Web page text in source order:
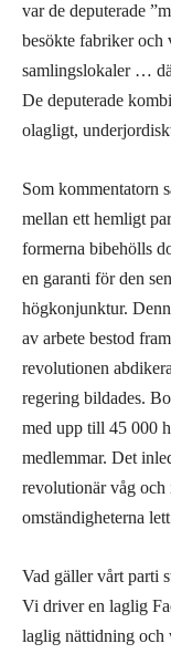
var de deputerade
besökte fabriker och
samlingslokaler …
De deputerade
olagligt,
Som kommentatorn
mellan ett hemligt
formerna bibehölls
en garanti för den
högkonjunktur.
av arbete bestod
revolutionen
regering bildades.
med upp till 45 000
medlemmar. Det
revolutionär våg och
omständigheterna
Vad gäller vårt parti
Vi driver en laglig
laglig nättidning och